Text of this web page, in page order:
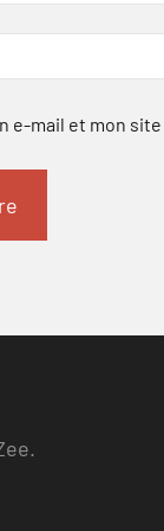
e-mail et mon